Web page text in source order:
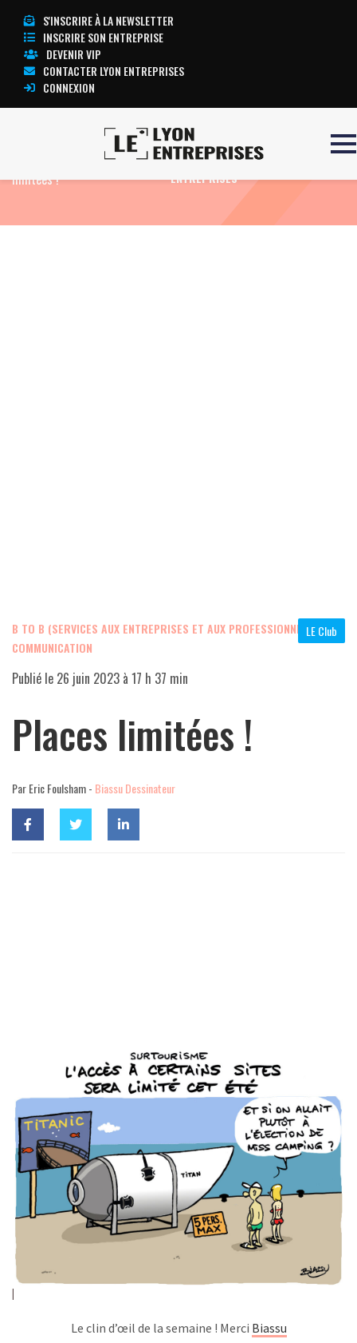
S'INSCRIRE À LA NEWSLETTER
INSCRIRE SON ENTREPRISE
DEVENIR VIP
CONTACTER LYON ENTREPRISES
CONNEXION
Places
limitées !
TOUTE L’ACTUALITÉ LYON
ENTREPRISES
LE Club
B TO B (SERVICES AUX ENTREPRISES ET AUX PROFESSIONNELS),
COMMUNICATION
Publié le 26 juin 2023 à 17 h 37 min
Places limitées !
Par Eric Foulsham - Biassu Dessinateur
Le clin d’œil de la semaine ! Merci Biassu